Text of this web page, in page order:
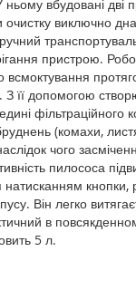
вбудовані дві
виключно
пристрою.
всмоктування
її допомогою
фільтраційного
(комахи,
чого
пилососа
натисканням кнопки,
Він легко
в
5 л.